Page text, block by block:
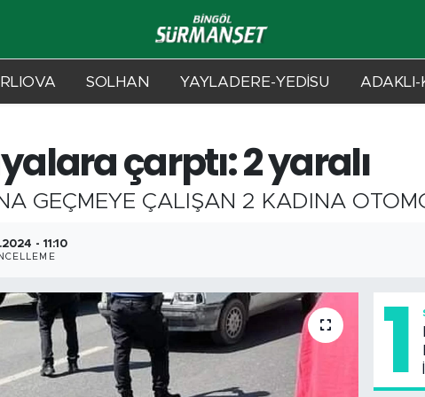
SOLHAN YAYLADERE-YEDİSU ADAKLI-
çarptı: 2 yaralı
GEÇMEYE ÇALIŞAN 2 KADINA
- 11:10
1